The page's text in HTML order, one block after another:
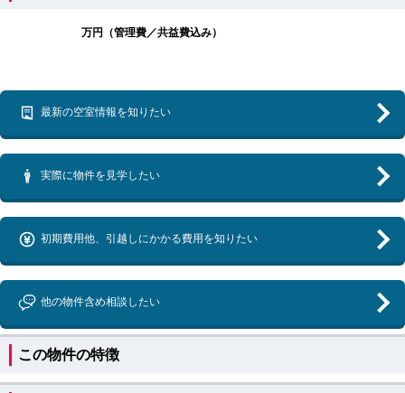
万円（管理費／共益費込み）
最新の空室情報を知りたい
実際に物件を見学したい
初期費用他、引越しにかかる費用を知りたい
他の物件含め相談したい
この物件の特徴